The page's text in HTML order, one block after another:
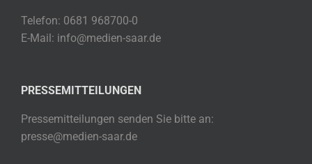
Telefon: 0681 968700-0
E-Mail: info@medien-saar.de
PRESSEMITTEILUNGEN
Pressemitteilungen senden Sie bitte an:
presse@medien-saar.de